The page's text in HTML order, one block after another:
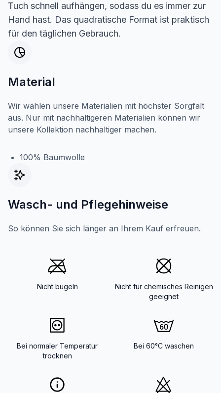
Tuch schnell aufhängen, sodass du es immer zur
Hand hast. Das quadratische Format ist praktisch
für den täglichen Gebrauch.
Material
Wir wählen unsere Materialien mit höchster Sorgfalt
aus. Nur mit nachhaltigeren Materialien können wir
unsere Kollektion nachhaltiger machen.
100% Baumwolle
Wasch- und Pflegehinweise
So können Sie sich länger an Ihrem Kauf erfreuen.
Nicht bügeln
Nicht für chemisches Reinigen
geeignet
Bei normaler Temperatur
trocknen
Bei 60°C waschen